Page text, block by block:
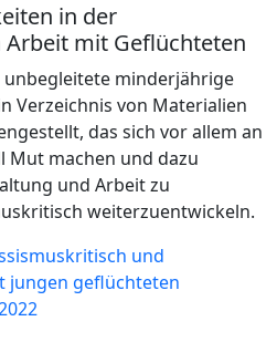
in der
mit Geflüchteten
minderjährige
Verzeichnis von Materialien
das sich vor allem an
Mut machen und dazu
und Arbeit zu
weiterzuentwickeln.
und
jungen geflüchteten